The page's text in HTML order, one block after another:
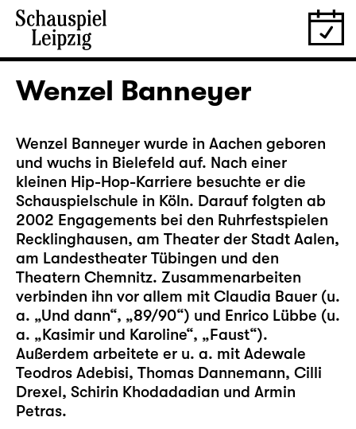
Wenzel Banneyer
Wenzel Banneyer wurde in Aachen geboren
und wuchs in Bielefeld auf. Nach einer
kleinen Hip-Hop-Karriere besuchte er die
Schauspielschule in Köln. Darauf folgten ab
2002 Engagements bei den Ruhrfestspielen
Recklinghausen, am Theater der Stadt Aalen,
am Landestheater Tübingen und den
Theatern Chemnitz. Zusammenarbeiten
verbinden ihn vor allem mit Claudia Bauer (u.
a. „Und dann“, „89/90“) und Enrico Lübbe (u.
a. „Kasimir und Karoline“, „Faust“).
Außerdem arbeitete er u. a. mit Adewale
Teodros Adebisi, Thomas Dannemann, Cilli
Drexel, Schirin Khodadadian und Armin
Petras.